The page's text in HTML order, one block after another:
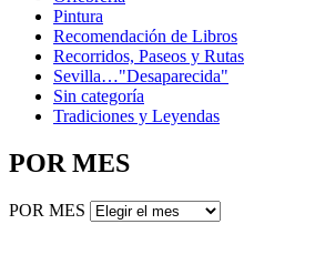
Pintura
Recomendación de Libros
Recorridos, Paseos y Rutas
Sevilla…"Desaparecida"
Sin categoría
Tradiciones y Leyendas
POR MES
POR MES